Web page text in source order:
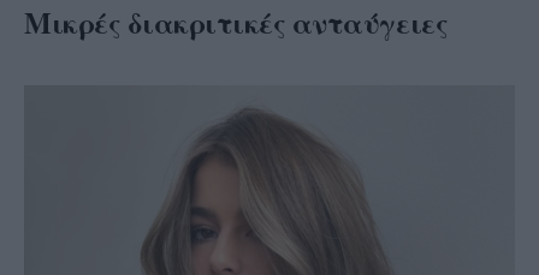
Μικρές διακριτικές ανταύγειες